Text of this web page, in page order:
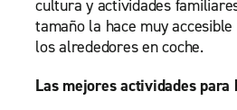
cultura y actividades
tamaño la hace muy
los alrededores en coche.
Las mejores actividades para